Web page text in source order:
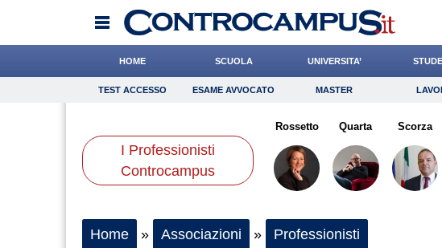
HOME SCUOLA UNIVERSITA’
TEST ACCESSO Esame Avvocato Master
Consigli
Scienze
TEST ACCESSO ESAME AVVOCATO MASTER
I Professionisti
Controcampus
Rossetto Quarta Scorza
Home » Associazioni » Professionisti